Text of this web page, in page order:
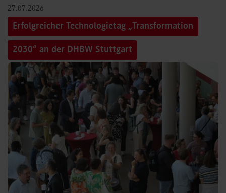
27.07.2026
Erfolgreicher Technologietag „Transformation
2030“ an der DHBW Stuttgart